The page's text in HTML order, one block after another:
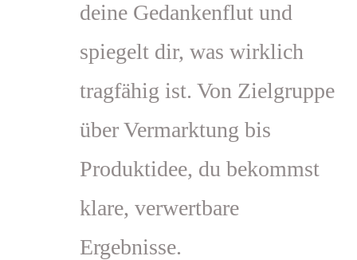
deine Gedankenflut und
spiegelt dir, was wirklich
tragfähig ist. Von Zielgruppe
über Vermarktung bis
Produktidee, du bekommst
klare, verwertbare
Ergebnisse.